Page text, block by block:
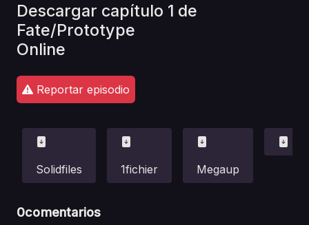
Descargar capítulo 1 de
Fate/Prototype
Online
Reportar episodio
Solidfiles 1fichier Megaup
0comentarios